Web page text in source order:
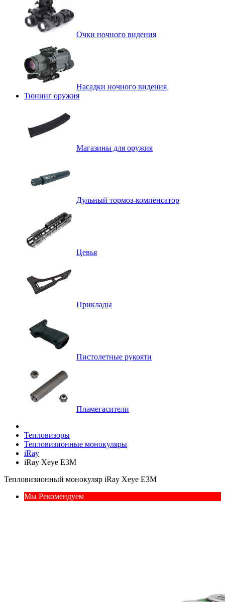
Очки ночного видения
Насадки ночного видения
Тюнинг оружия
Магазины для оружия
Дульный тормоз-компенсатор
Цевья
Приклады
Пистолетные рукояти
Пламегасители
Тепловизоры
Тепловизионные монокуляры
iRay
iRay Xeye E3M
Тепловизионный монокуляр iRay Xeye E3M
Мы Рекомендуем